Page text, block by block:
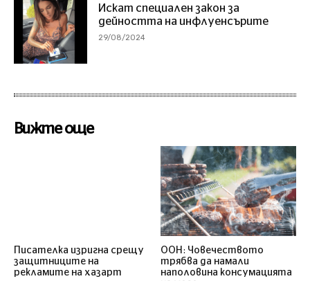
Искат специален закон за
дейността на инфлуенсърите
29/08/2024
Вижте още
Писателка изригна срещу
защитниците на
рекламите на хазарт
ООН: Човечеството
трябва да намали
наполовина консумацията